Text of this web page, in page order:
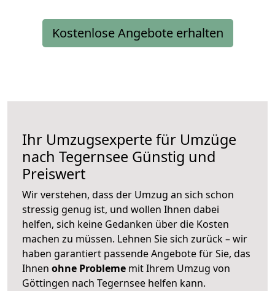
Kostenlose Angebote erhalten
Ihr Umzugsexperte für Umzüge
nach Tegernsee Günstig und
Preiswert
Wir verstehen, dass der Umzug an sich schon
stressig genug ist, und wollen Ihnen dabei
helfen, sich keine Gedanken über die Kosten
machen zu müssen. Lehnen Sie sich zurück – wir
haben garantiert passende Angebote für Sie, das
Ihnen ohne Probleme mit Ihrem Umzug von
Göttingen nach Tegernsee helfen kann.